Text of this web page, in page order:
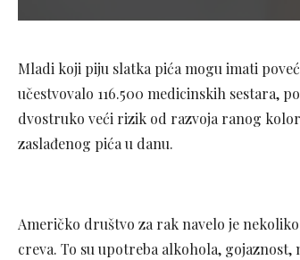
Mladi koji piju slatka pića mogu imati
učestvovalo 116.500 medicinskih sestara,
dvostruko veći rizik od razvoja ranog
zaslađenog pića u danu.
Američko društvo za rak navelo je
creva. To su upotreba alkohola,